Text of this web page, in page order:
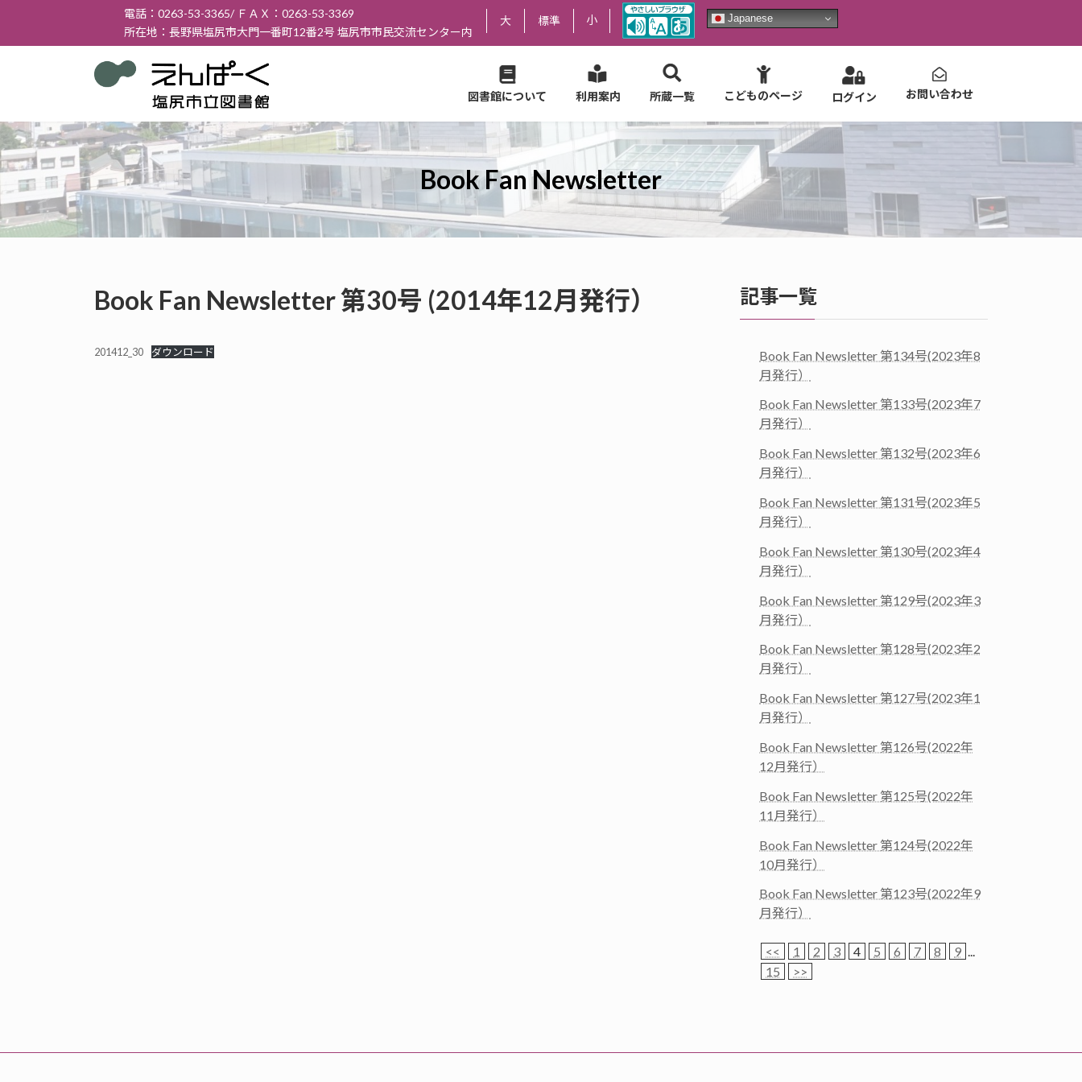
テ
ス
キ
ッ
ゲ
ン
に
移
電話：0263-53-3365/ ＦＡＸ：0263-53-3369
所在地：長野県塩尻市大門一番町12番2号 塩尻市市民交流センター内
大 標準 小 Japanese
図書館について 利用案内 所蔵一覧 こどものページ ログイン お問い合わせ
Book Fan Newsletter
Book Fan Newsletter 第30号 (2014年12月発行）
201412_30 ダウンロード
記事一覧
Book Fan Newsletter 第134号(2023年8
月発行）
Book Fan Newsletter 第133号(2023年7
月発行）
Book Fan Newsletter 第132号(2023年6
月発行）
Book Fan Newsletter 第131号(2023年5
月発行）
Book Fan Newsletter 第130号(2023年4
月発行）
Book Fan Newsletter 第129号(2023年3
月発行）
Book Fan Newsletter 第128号(2023年2
月発行）
Book Fan Newsletter 第127号(2023年1
月発行）
Book Fan Newsletter 第126号(2022年
12月発行）
Book Fan Newsletter 第125号(2022年
11月発行）
Book Fan Newsletter 第124号(2022年
10月発行）
Book Fan Newsletter 第123号(2022年9
月発行）
<< 1 2 3 4 5 6 7 8 9 ...
15
>>